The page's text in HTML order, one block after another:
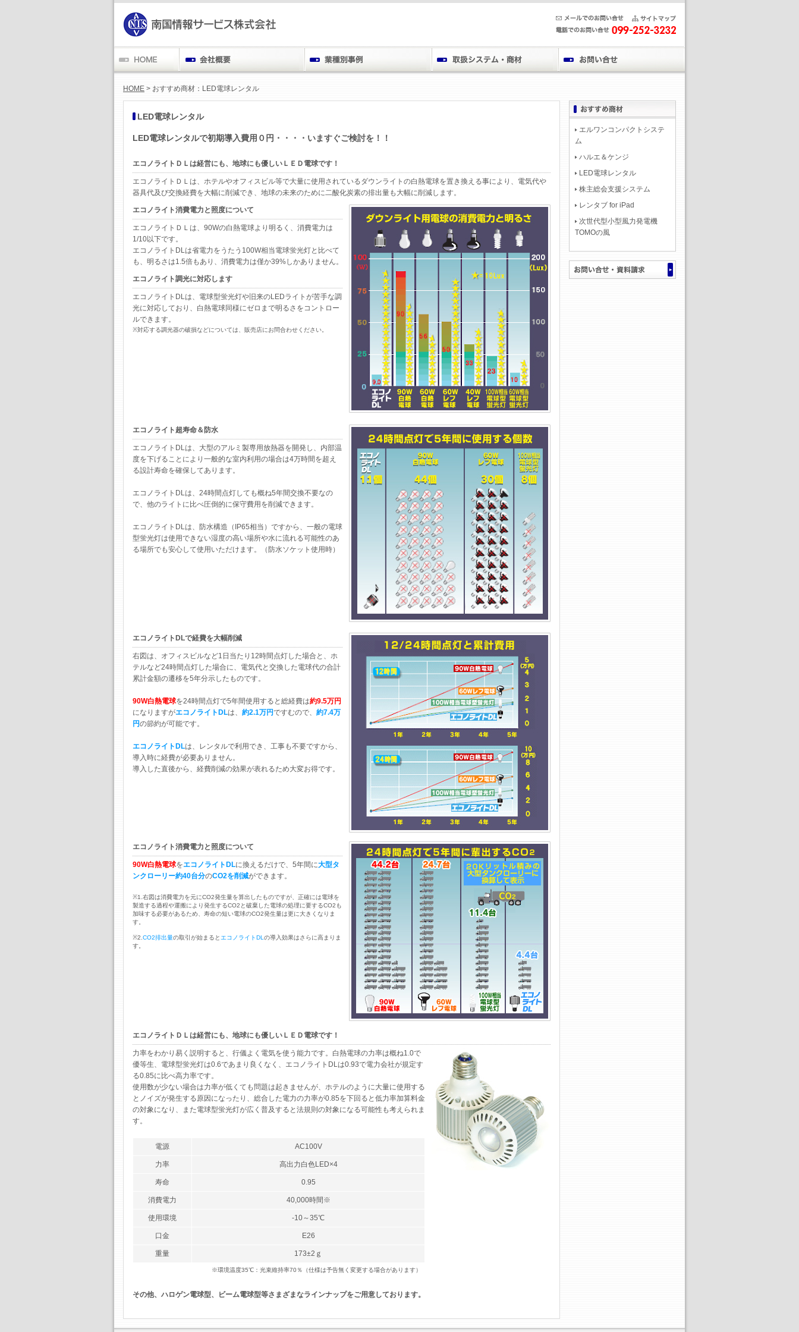
HOME > おすすめ商材：LED電球レンタル
LED電球レンタル
LED電球レンタルで初期導入費用０円・・・・いますぐご検討を！！
エコノライトＤＬは経営にも、地球にも優しいＬＥＤ電球です！
エコノライトＤＬは、ホテルやオフィスビル等で大量に使用されているダウンライトの白熱電球を置き換える事により、電気代や
器具代及び交換経費を大幅に削減でき、地球の未来のために二酸化炭素の排出量も大幅に削減します。
エコノライト消費電力と照度について
エコノライトＤＬは、90Wの白熱電球より明るく、消費電力は
1/10以下です。
エコノライトDLは省電力をうたう100W相当電球蛍光灯と比べて
も、明るさは1.5倍もあり、消費電力は僅か39%しかありません。
エコノライト調光に対応します
エコノライトDLは、電球型蛍光灯や旧来のLEDライトが苦手な調
光に対応しており、白熱電球同様にゼロまで明るさをコントロー
ルできます。
※対応する調光器の破損などについては、販売店にお問合わせください。
エコノライト超寿命＆防水
エコノライトDLは、大型のアルミ製専用放熱器を開発し、内部温
度を下げることにより一般的な室内利用の場合は4万時間を超え
る設計寿命を確保してあります。
エコノライトDLは、24時間点灯しても概ね5年間交換不要なの
で、他のライトに比べ圧倒的に保守費用を削減できます。
エコノライトDLは、防水構造（IP65相当）ですから、一般の電球
型蛍光灯は使用できない湿度の高い場所や水に流れる可能性のあ
る場所でも安心して使用いただけます。（防水ソケット使用時）
エコノライトDLで経費を大幅削減
右図は、オフィスビルなど1日当たり12時間点灯した場合と、ホ
テルなど24時間点灯した場合に、電気代と交換した電球代の合計
累計金額の遷移を5年分示したものです。
90W白熱電球を24時間点灯で5年間使用すると総経費は約9.5万円
になりますがエコノライトDLは、 約2.1万円ですむので、 約7.4万
円の節約が可能です。
エコノライトDLは、レンタルで利用でき、工事も不要ですから、
導入時に経費が必要ありません。
導入した直後から、経費削減の効果が表れるため大変お得です。
エコノライト消費電力と照度について
90W白熱電球をエコノライトDLに換えるだけで、5年間に大型タ
ンクローリー約40台分のCO2を削減ができます。
※1.右図は消費電力を元にCO2発生量を算出したものですが、正確には電球を
製造する過程や運搬により発生するCO2と破棄した電球の処理に要するCO2も
加味する必要があるため、寿命の短い電球のCO2発生量は更に大きくなりま
す。
※2. CO2排出量の取引が始まると エコノライトDL の導入効果はさらに高まりま
す。
エコノライトＤＬは経営にも、地球にも優しいＬＥＤ電球です！
力率をわかり易く説明すると、行儀よく電気を使う能力です。白熱電球の力率は概ね1.0で
優等生、電球型蛍光灯は0.6であまり良くなく、エコノライトDLは0.93で電力会社が規定す
る0.85に比べ高力率です。
使用数が少ない場合は力率が低くても問題は起きませんが、ホテルのように大量に使用する
とノイズが発生する原因になったり、総合した電力の力率が0.85を下回ると低力率加算料金
の対象になり、また電球型蛍光灯が広く普及すると法規則の対象になる可能性も考えられま
す。
電源 AC100V
力率 高出力白色LED×4
寿命 0.95
消費電力 40,000時間※
使用環境 -10～35℃
口金 E26
重量 173±2ｇ
※環境温度35℃：光束維持率70％（仕様は予告無く変更する場合があります）
その他、ハロゲン電球型、ビーム電球型等さまざまなラインナップをご用意しております。
エルワンコンパクトシステ
ム
ハルエ＆ケンジ
LED電球レンタル
株主総会支援システム
レンタブ for iPad
次世代型小型風力発電機
TOMOの風